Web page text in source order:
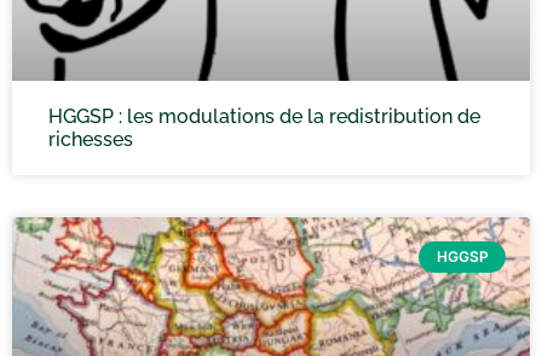
HGGSP : les modulations de la redistribution de
richesses
HGGSP